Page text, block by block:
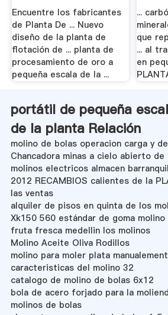
Encuentre los fabricantes
de Planta De ... Nuevo
diseño de la planta de
flotación de ... planta de
procesamiento de oro a
pequeña escala de la ...
...
que
... al
en
portátil de pequeña
de la planta Relación
molino de bolas operacion carga y
Chancadora minas a cielo abierto
molinos electricos almacen
2012 RECAMBIOS calientes de la
las ventas
alquiler de pisos en quinta de los
Xk150 560 estándar de goma molino
fruta fresca medellin los molinos
Molino Aceite Oliva Rodillos
molino para moler plata manualement
caracteristicas del molino 32
catalogo de molino de bolas 6x12
bola de acero forjado para la
molinos de bolas